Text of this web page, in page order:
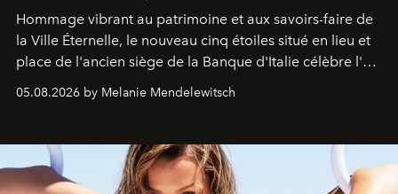
Hommage vibrant au patrimoine et aux savoirs-faire de
la Ville Éternelle, le nouveau cinq étoiles situé en lieu et
place de l'ancien siège de la Banque d'Italie célèbre l'art
de vivre Romain dans toute son élégance intemporelle.
05.08.2026 by Melanie Mendelewitsch